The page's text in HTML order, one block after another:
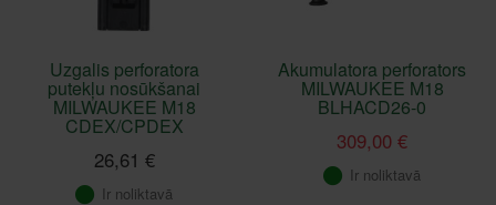
Uzgalis perforatora
putekļu nosūkšanai
MILWAUKEE M18
CDEX/CPDEX
26,61 €
Ir noliktavā
Akumulatora perforators
MILWAUKEE M18
BLHACD26-0
309,00 €
Ir noliktavā